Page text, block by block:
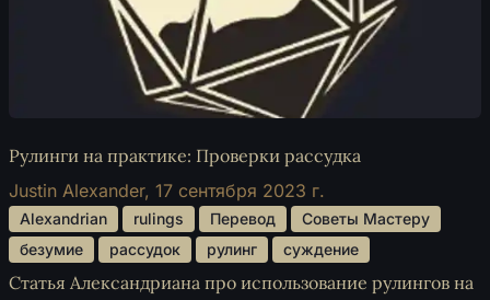
Рулинги на практике: Проверки рассудка
Justin Alexander, 17 сентября 2023 г.
Alexandrian rulings Перевод
Советы Мастеру
безумие
рассудок рулинг суждение
Статья Александриана про использование рулингов на